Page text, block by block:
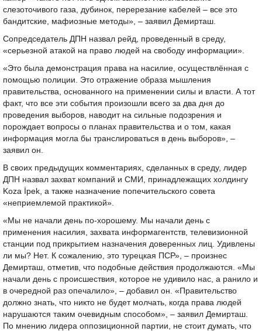
слезоточивого газа, дубинок, перерезание кабелей – все это
бандитские, мафиозные методы», – заявил Демирташ.
Сопредседатель ДПН назвал рейд, проведенный в среду,
«серьезной атакой на право людей на свободу информации».
«Это была демонстрация права на насилие, осуществлённая с
помощью полиции. Это отражение образа мышления
правительства, основанного на применении силы и власти. А тот
факт, что все эти события произошли всего за два дня до
проведения выборов, наводит на сильные подозрения и
порождает вопросы о планах правительства и о том, какая
информация могла бы транслироваться в день выборов», –
заявил он.
В своих предыдущих комментариях, сделанных в среду, лидер
ДПН назвал захват компаний и СМИ, принадлежащих холдингу
Koza İpek, а также назначение попечительского совета
«неприемлемой практикой».
«Мы не начали день по-хорошему. Мы начали день с
применения насилия, захвата информагентств, телевизионной
станции под прикрытием назначения доверенных лиц. Удивлены
ли мы? Нет. К сожалению, это турецкая ПСР», – произнес
Демирташ, отметив, что подобные действия продолжаются. «Мы
начали день с происшествия, которое не удивило нас, а ранило и
в очередной раз опечалило», – добавил он. «Правительство
должно знать, что никто не будет молчать, когда права людей
нарушаются таким очевидным способом», – заявил Демирташ.
По мнению лидера оппозиционной партии, не стоит думать, что